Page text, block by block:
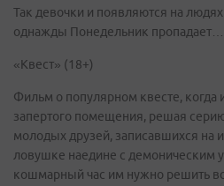
Так девочки и появляются на
однажды Понедельник пропадает…
«Квест» (18+)
Фильм о популярном квесте, когда
запертого помещения, решая
молодых друзей, записавшихся на
ловушке наедине с демоническим
кошмарный час им нужно решить